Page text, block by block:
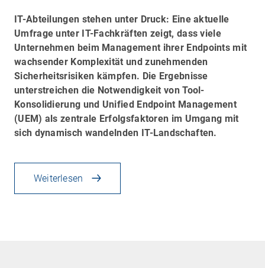
IT-Abteilungen stehen unter Druck: Eine aktuelle
Umfrage unter IT-Fachkräften zeigt, dass viele
Unternehmen beim Management ihrer Endpoints mit
wachsender Komplexität und zunehmenden
Sicherheitsrisiken kämpfen. Die Ergebnisse
unterstreichen die Notwendigkeit von Tool-
Konsolidierung und Unified Endpoint Management
(UEM) als zentrale Erfolgsfaktoren im Umgang mit
sich dynamisch wandelnden IT-Landschaften.
Weiterlesen